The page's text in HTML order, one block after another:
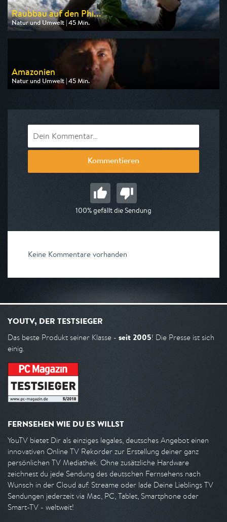
Raubbau auf den Phi...
Natur und Umwelt | 45 Min.
Ausgestrahlt von ZDF info
am 07.08.2026, 15:00
Amazonien
Natur und Umwelt | 45 Min.
Ausgestrahlt von ZDF neo
Kommentieren
100% gefällt die Sendung
Keine Kommentare vorhanden
YOUTV, DER TESTSIEGER
Das beste Produkt seiner Klasse - seit 2005! Die Presse ist sich
einig.
FERNSEHEN WIE DU ES WILLST
YouTV bietet Dir als einziges legales, deutsches Angebot einen
innovativen Online TV Rekorder zur Erstellung deiner ganz
persönlichen TV Mediathek. Ohne zusätzliche Hardware
zeichnest du jede Sendung des deutschen Fernsehens nach
Wunsch in der Cloud auf. Streame oder lade Deine Lieblings TV
Sendungen jederzeit via Mac, PC, Tablet, Smartphone oder
Smart-TV - weltweit!